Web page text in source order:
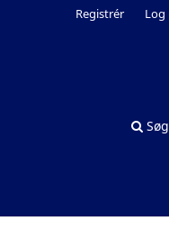
Søg
Registrér Log